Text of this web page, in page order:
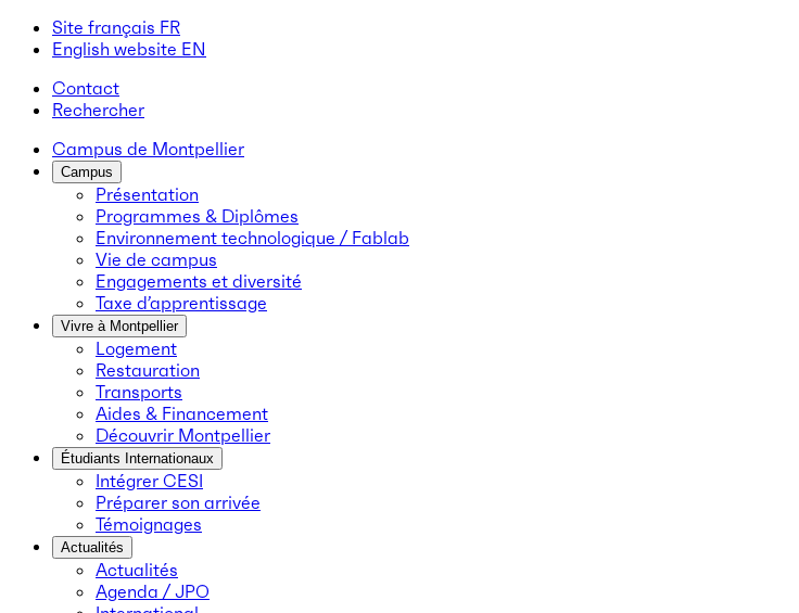
Site français FR
English website EN
Contact
Rechercher
Campus de Montpellier
Campus
Présentation
Programmes & Diplômes
Environnement technologique / Fablab
Vie de campus
Engagements et diversité
Taxe d’apprentissage
Vivre à Montpellier
Logement
Restauration
Transports
Aides & Financement
Découvrir Montpellier
Étudiants Internationaux
Intégrer CESI
Préparer son arrivée
Témoignages
Actualités
Actualités
Agenda / JPO